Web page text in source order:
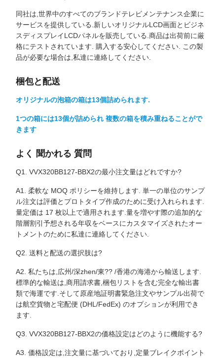
同社は,世界中のすべてのブランドテレビメンテナンス企業に
サービスを提供している.新しいオリジナルLCD画面とビジネ
スディスプレイLCDパネルを販売している.商品は出荷前に厳
格にテストされています. 購入する安心してください. この製
品が必要な場合は,私達に連絡してください.
梱包と配送
オリジナルの泡箱の箱は13個詰められます.
1つの箱には13個が詰められ 複数の箱を積み重ねることがで
きます
よく 聞かれる 質問
Q1. VVX320BB127-BBX2の最小注文量はどれですか?
A1. 柔軟な MOQ ポリシーを維持します. 単一の単位のサンプ
ル注文は評価とプロトタイプ作成のために受け入れられます.
量定価は 17 枚以上で適用されます.量を増やす際の追加的な
階層割引予想される年収をベースにカスタマイズされたオー
トメントのために私達に連絡してください.
Q2. 送料と配送の選択肢は?
A2. 私たちは,広州/深zhen/東?? /香港の海港から輸送します.
標準的な輸送は,商用請求書,梱包リストを含む完全な輸出書
類で海運です.そして原産地証明書緊急注文やサンプル出荷で
は航空貨物と宅配便 (DHL/FedEx) のオプションが利用でき
ます.
Q3. VVX320BB127-BBX2の価格設定はどのように機能する?
A3. 価格設定は,注文量に基づいており,定量ブレイクポイント